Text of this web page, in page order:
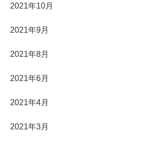
2021年10月
2021年9月
2021年8月
2021年6月
2021年4月
2021年3月